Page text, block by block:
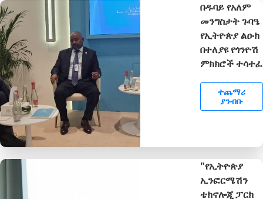
በዱባይ የአለም
መንግስታት ጉባዔ
የኢትዮጵያ ልዑክ
በተለያዩ የጎንዮሽ
ምክክሮች ተሳተፈ
ተጨማሪ
ያንብቡ
"የኢትዮጵያ
ኢንፎርሜሽን
ቴክኖሎጂ ፓርክ